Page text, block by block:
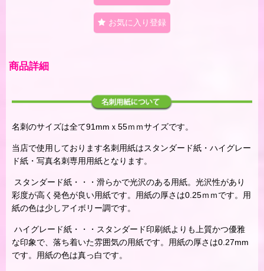
お気に入り登録
商品詳細
名刺のサイズは全て91mmｘ55ｍｍサイズです。
当店で使用しております名刺用紙はスタンダード紙・ハイグレー
ド紙・写真名刺専用用紙となります。
スタンダード紙・・・滑らかで光沢のある用紙。光沢性があり
彩度が高く発色が良い用紙です。用紙の厚さは0.25ｍｍです。用
紙の色は少しアイボリー調です。
ハイグレード紙・・・スタンダード印刷紙よりも上質かつ優雅
な印象で、落ち着いた雰囲気の用紙です。用紙の厚さは0.27mm
です。用紙の色は真っ白です。